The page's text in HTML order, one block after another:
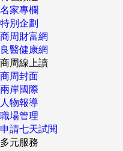
名家專欄
特別企劃
商周財富網
良醫健康網
商周線上讀
商周封面
兩岸國際
人物報導
職場管理
申請七天試閱
多元服務